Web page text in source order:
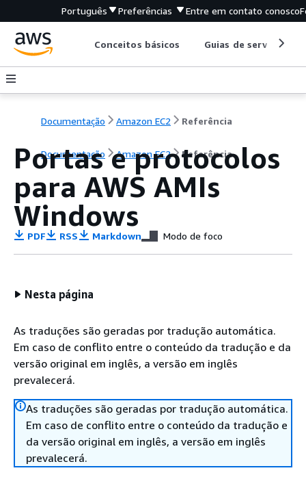
Português Preferências Entre em contato conosco
Conceitos básicos Guias de serviço
Documentação Amazon EC2 Referência
Documentação Amazon EC2 Referência
Portas e protocolos
para AWS AMIs
Windows
PDF RSS Markdown Modo de foco
Nesta página
As traduções são geradas por tradução automática.
Em caso de conflito entre o conteúdo da tradução e da
versão original em inglês, a versão em inglês
prevalecerá.
As traduções são geradas por tradução automática.
Em caso de conflito entre o conteúdo da tradução e
da versão original em inglês, a versão em inglês
prevalecerá.